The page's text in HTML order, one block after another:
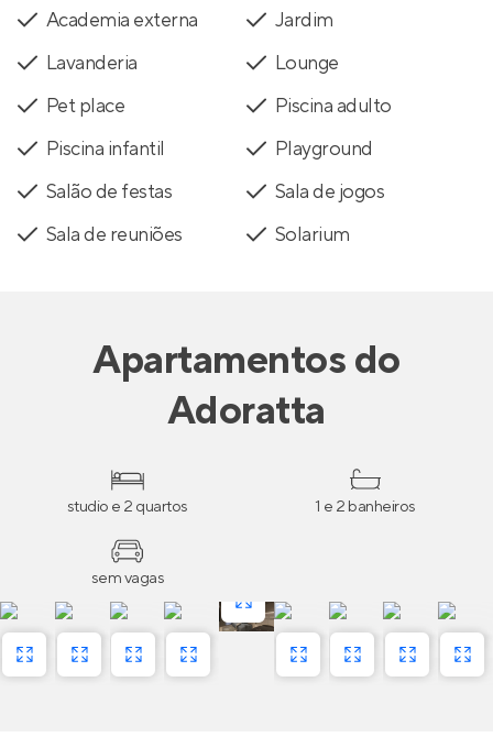
Academia externa
Jardim
Lavanderia
Lounge
Pet place
Piscina adulto
Piscina infantil
Playground
Salão de festas
Sala de jogos
Sala de reuniões
Solarium
Apartamentosdo
Adoratta
studio e 2 quartos 1 e 2 banheiros
sem vagas